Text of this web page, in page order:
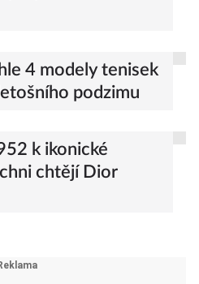
4 modely tenisek
podzimu
k ikonické
chtějí Dior